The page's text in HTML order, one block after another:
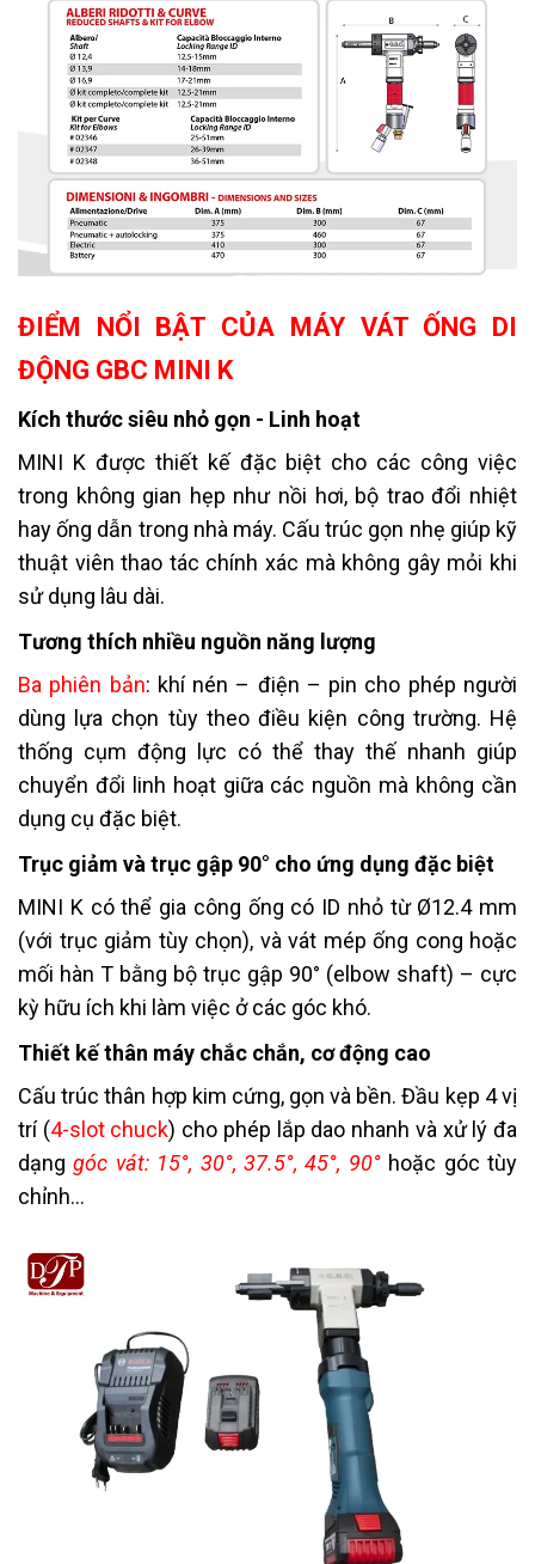
ĐIỂM NỔI BẬT CỦA MÁY VÁT ỐNG DI
ĐỘNG GBC MINI K
Kích thước siêu nhỏ gọn - Linh hoạt
MINI K được thiết kế đặc biệt cho các công việc
trong không gian hẹp như nồi hơi, bộ trao đổi nhiệt
hay ống dẫn trong nhà máy. Cấu trúc gọn nhẹ giúp kỹ
thuật viên thao tác chính xác mà không gây mỏi khi
sử dụng lâu dài.
Tương thích nhiều nguồn năng lượng
Ba phiên bản: khí nén – điện – pin cho phép người
dùng lựa chọn tùy theo điều kiện công trường. Hệ
thống cụm động lực có thể thay thế nhanh giúp
chuyển đổi linh hoạt giữa các nguồn mà không cần
dụng cụ đặc biệt.
Trục giảm và trục gập 90° cho ứng dụng đặc biệt
MINI K có thể gia công ống có ID nhỏ từ Ø12.4 mm
(với trục giảm tùy chọn), và vát mép ống cong hoặc
mối hàn T bằng bộ trục gập 90° (elbow shaft) – cực
kỳ hữu ích khi làm việc ở các góc khó.
Thiết kế thân máy chắc chắn, cơ động cao
Cấu trúc thân hợp kim cứng, gọn và bền. Đầu kẹp 4 vị
trí (4-slot chuck) cho phép lắp dao nhanh và xử lý đa
dạnggóc vát: 15°, 30°, 37.5°, 45°, 90°hoặc góc tùy
chỉnh…